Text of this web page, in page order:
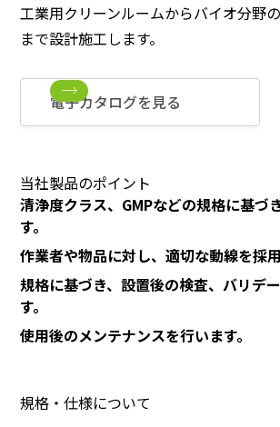
工業用クリーンルームからバイオ分野
まで設計施工します。
電子カタログを見る
当社製品のポイント
清浄度クラス、GMPなどの規格に基づ
す。
作業者や物品に対し、適切な動線を採用
規格に基づき、設置後の検査、バリデ
す。
使用後のメンテナンスを行います。
規格・仕様について